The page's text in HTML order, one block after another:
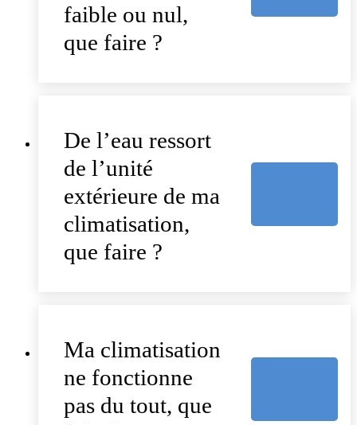
faible ou nul,
que faire ?
De l’eau ressort
de l’unité
extérieure de ma
climatisation,
que faire ?
Ma climatisation
ne fonctionne
pas du tout, que